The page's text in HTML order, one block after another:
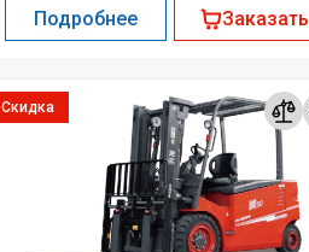
Подробнее Заказать
Скидка